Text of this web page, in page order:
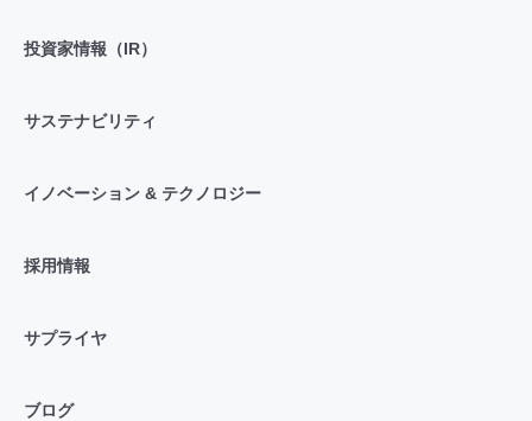
投資家情報（IR）
サステナビリティ
イノベーション & テクノロジー
採用情報
サプライヤ
ブログ